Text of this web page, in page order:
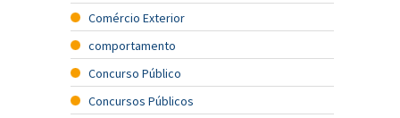
Comércio Exterior
comportamento
Concurso Público
Concursos Públicos